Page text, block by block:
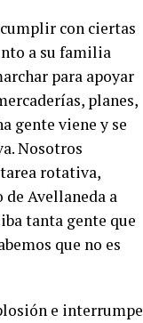
con ciertas
a su familia
para apoyar
planes,
gente viene y se
Nosotros
rotativa,
Avellaneda a
tanta gente que
que no es
e interrumpe